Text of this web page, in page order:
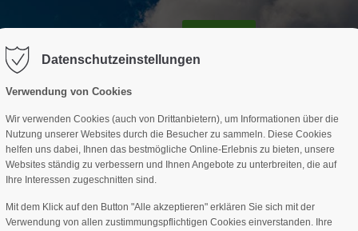
"offcanvas-col2" existiert leider
Der Eintrag "offcanvas-col3"
nicht.
Datenschutzeinstellungen
Verwendung von Cookies
Wir verwenden Cookies (auch von Drittanbietern), um Informationen über die
Nutzung unserer Websites durch die Besucher zu sammeln. Diese Cookies
helfen uns dabei, Ihnen das bestmögliche Online-Erlebnis zu bieten, unsere
Websites ständig zu verbessern und Ihnen Angebote zu unterbreiten, die auf
Ihre Interessen zugeschnitten sind.
Mit dem Klick auf den Button "Alle akzeptieren" erklären Sie sich mit der
Verwendung von allen zustimmungspflichtigen Cookies einverstanden. Ihre